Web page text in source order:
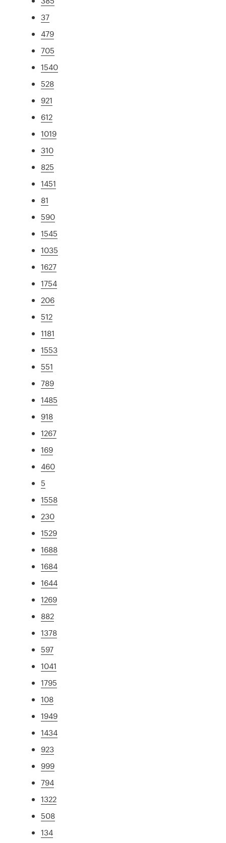
37
479
705
1540
528
921
612
1019
310
825
1451
81
590
1545
1035
1627
1754
206
512
1181
1553
551
789
1485
918
1267
169
460
5
1558
230
1529
1688
1684
1644
1269
882
1378
597
1041
1795
108
1949
1434
923
999
794
1322
508
134